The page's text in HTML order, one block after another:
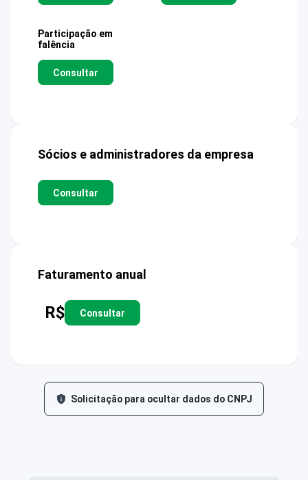
Participação em
falência
Consultar
Sócios e administradores da empresa
Consultar
Faturamento anual
R$ Consultar
Solicitação para ocultar dados do CNPJ